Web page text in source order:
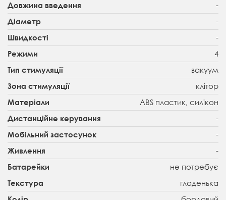
Довжина введення -
Діаметр -
Швидкості -
Режими 4
Тип стимуляції вакуум
Зона стимуляції клітор
Матеріали ABS пластик, силікон
Дистанційне керування -
Мобільний застосунок -
Живлення -
Батарейки не потребує
Текстура гладенька